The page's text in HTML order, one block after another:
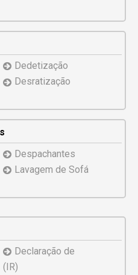
Dedetização
Desratização
Despachantes
Lavagem de Sofá
Declaração de
(IR)